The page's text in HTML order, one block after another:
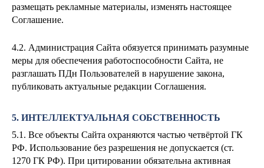
размещать рекламные материалы, изменять настоящее
Соглашение.
4.2. Администрация Сайта обязуется принимать разумные
меры для обеспечения работоспособности Сайта, не
разглашать ПДн Пользователей в нарушение закона,
публиковать актуальные редакции Соглашения.
5. ИНТЕЛЛЕКТУАЛЬНАЯ СОБСТВЕННОСТЬ
5.1. Все объекты Сайта охраняются частью четвёртой ГК
РФ. Использование без разрешения не допускается (ст.
1270 ГК РФ). При цитировании обязательна активная